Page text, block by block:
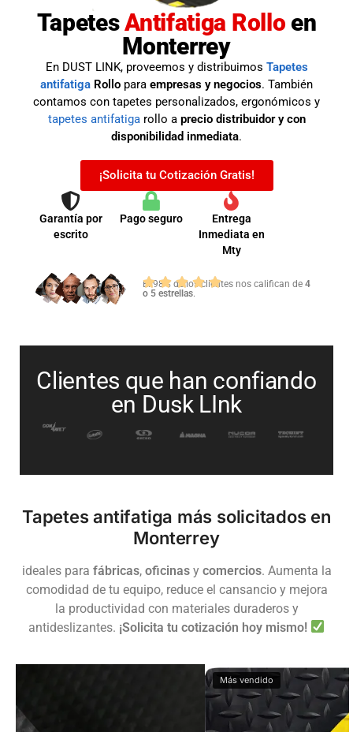
TapetesAntifatiga Rolloen
Monterrey
En DUST LINK, proveemos y distribuimos Tapetes
antifatiga Rollo para empresas y negocios. También
contamos con tapetes personalizados, ergonómicos y
tapetes antifatigarollo a precio distribuidor y con
disponibilidad inmediata.
¡Solicita tu Cotización Gratis!
Garantía por
escrito
Pago seguro
Entrega
Inmediata en
Mty
El 98% de los clientes nos califican de4
o 5 estrellas.
Clientes que han confiando
en Dusk LInk
Tapetes antifatiga más solicitados en
Monterrey
ideales para fábricas, oficinasy comercios. Aumenta la
comodidad de tu equipo, reduce el cansancio y mejora
la productividad con materiales duraderos y
antideslizantes. ¡Solicita tu cotización hoy mismo!
Más vendido